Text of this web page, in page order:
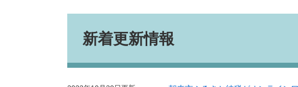
新着更新情報